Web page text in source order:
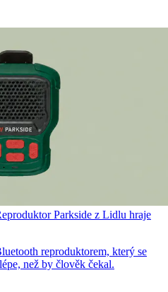
Parkside z Lidlu hraje
reproduktorem, který se
než by člověk čekal.